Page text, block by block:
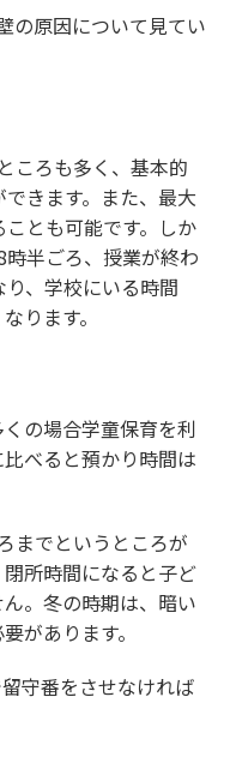
の原因について見てい
ころも多く、基本的
きます。また、最大
とも可能です。しか
半ごろ、授業が終わ
、学校にいる時間
ります。
の場合学童保育を利
べると預かり時間は
までというところが
所時間になると子ど
。冬の時期は、暗い
があります。
守番をさせなければ